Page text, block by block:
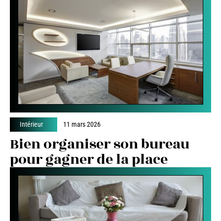
Intérieur 11 mars 2026
Bien organiser son bureau
pour gagner de la place